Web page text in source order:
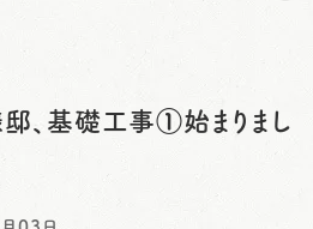
、基礎工事①始まりまし